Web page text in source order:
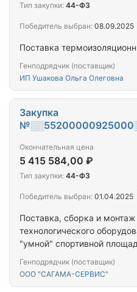
Поставка
Генподрядчик (поставщик)
ИП Ушакова Ольга Олеговна
Тип закупки: 44-ФЗ
Победитель выбран: 08.09.2025
Поставка, сборка и
технологического
"умной" спортивной
Генподрядчик (поставщик)
ООО "САГАМА-СЕРВИС"
Закупка
Окончательная цена
5 415 584,00 ₽
Тип закупки: 44-ФЗ
Победитель выбран: 01.04.2025